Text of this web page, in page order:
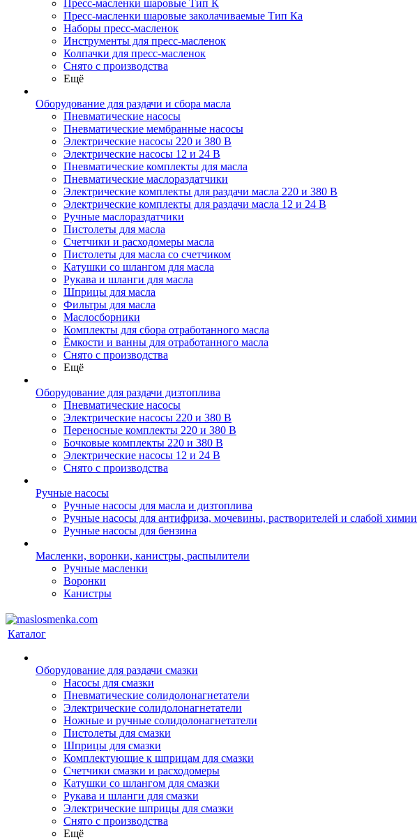
Пресс-масленки шаровые Тип К
Пресс-масленки шаровые заколачиваемые Тип Кa
Наборы пресс-масленок
Инструменты для пресс-масленок
Колпачки для пресс-масленок
Снято с производства
Ещё
Оборудование для раздачи и сбора масла
Пневматические насосы
Пневматические мембранные насосы
Электрические насосы 220 и 380 В
Электрические насосы 12 и 24 В
Пневматические комплекты для масла
Пневматические маслораздатчики
Электрические комплекты для раздачи масла 220 и 380 В
Электрические комплекты для раздачи масла 12 и 24 В
Ручные маслораздатчики
Пистолеты для масла
Счетчики и расходомеры масла
Пистолеты для масла со счетчиком
Катушки со шлангом для масла
Рукава и шланги для масла
Шприцы для масла
Фильтры для масла
Маслосборники
Комплекты для сбора отработанного масла
Ёмкости и ванны для отработанного масла
Снято с производства
Ещё
Оборудование для раздачи дизтоплива
Пневматические насосы
Электрические насосы 220 и 380 В
Переносные комплекты 220 и 380 В
Бочковые комплекты 220 и 380 В
Электрические насосы 12 и 24 В
Снято с производства
Ручные насосы
Ручные насосы для масла и дизтоплива
Ручные насосы для антифриза, мочевины, растворителей и слабой химии
Ручные насосы для бензина
Масленки, воронки, канистры, распылители
Ручные масленки
Воронки
Канистры
Каталог
Оборудование для раздачи смазки
Насосы для смазки
Пневматические солидолонагнетатели
Электрические солидолонагнетатели
Ножные и ручные солидолонагнетатели
Пистолеты для смазки
Шприцы для смазки
Комплектующие к шприцам для смазки
Счетчики смазки и расходомеры
Катушки со шлангом для смазки
Рукава и шланги для смазки
Электрические шприцы для смазки
Снято с производства
Ещё